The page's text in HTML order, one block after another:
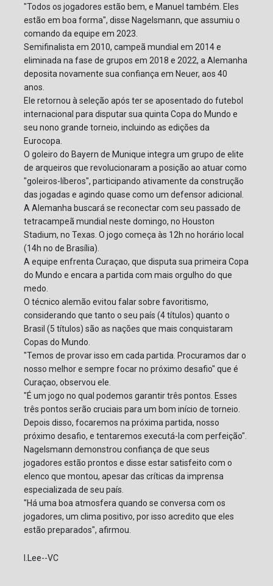
"Todos os jogadores estão bem, e Manuel também. Eles
estão em boa forma", disse Nagelsmann, que assumiu o
comando da equipe em 2023.
Semifinalista em 2010, campeã mundial em 2014 e
eliminada na fase de grupos em 2018 e 2022, a Alemanha
deposita novamente sua confiança em Neuer, aos 40
anos.
Ele retornou à seleção após ter se aposentado do futebol
internacional para disputar sua quinta Copa do Mundo e
seu nono grande torneio, incluindo as edições da
Eurocopa.
O goleiro do Bayern de Munique integra um grupo de elite
de arqueiros que revolucionaram a posição ao atuar como
"goleiros-líberos", participando ativamente da construção
das jogadas e agindo quase como um defensor adicional.
A Alemanha buscará se reconectar com seu passado de
tetracampeã mundial neste domingo, no Houston
Stadium, no Texas. O jogo começa às 12h no horário local
(14h no de Brasília).
A equipe enfrenta Curaçao, que disputa sua primeira Copa
do Mundo e encara a partida com mais orgulho do que
medo.
O técnico alemão evitou falar sobre favoritismo,
considerando que tanto o seu país (4 títulos) quanto o
Brasil (5 títulos) são as nações que mais conquistaram
Copas do Mundo.
"Temos de provar isso em cada partida. Procuramos dar o
nosso melhor e sempre focar no próximo desafio" que é
Curaçao, observou ele.
"É um jogo no qual podemos garantir três pontos. Esses
três pontos serão cruciais para um bom início de torneio.
Depois disso, focaremos na próxima partida, nosso
próximo desafio, e tentaremos executá-la com perfeição".
Nagelsmann demonstrou confiança de que seus
jogadores estão prontos e disse estar satisfeito com o
elenco que montou, apesar das críticas da imprensa
especializada de seu país.
"Há uma boa atmosfera quando se conversa com os
jogadores, um clima positivo, por isso acredito que eles
estão preparados", afirmou.
I.Lee--VC